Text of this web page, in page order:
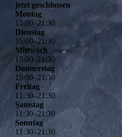
jetzt geschlossen
Montag
15:00–21:30
Dienstag
15:00–21:30
Mittwoch
15:00–21:30
Donnerstag
15:00–21:30
Freitag
11:30–21:30
Samstag
11:30–21:30
Sonntag
11:30–21:30